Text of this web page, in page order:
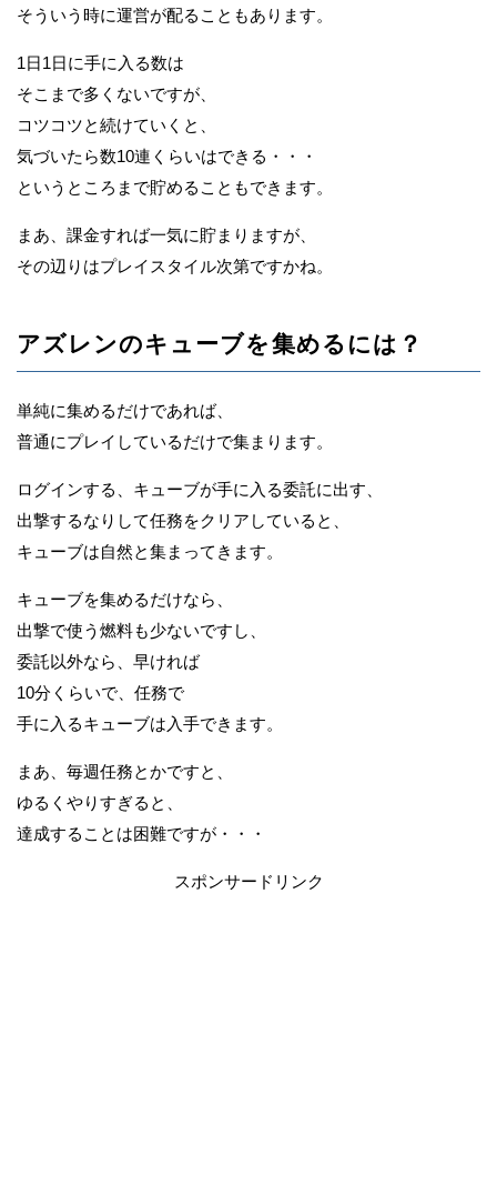
そういう時に運営が配ることもあります。
1日1日に手に入る数は
そこまで多くないですが、
コツコツと続けていくと、
気づいたら数10連くらいはできる・・・
というところまで貯めることもできます。
まあ、課金すれば一気に貯まりますが、
その辺りはプレイスタイル次第ですかね。
アズレンのキューブを集めるには？
単純に集めるだけであれば、
普通にプレイしているだけで集まります。
ログインする、キューブが手に入る委託に出す、
出撃するなりして任務をクリアしていると、
キューブは自然と集まってきます。
キューブを集めるだけなら、
出撃で使う燃料も少ないですし、
委託以外なら、早ければ
10分くらいで、任務で
手に入るキューブは入手できます。
まあ、毎週任務とかですと、
ゆるくやりすぎると、
達成することは困難ですが・・・
スポンサードリンク